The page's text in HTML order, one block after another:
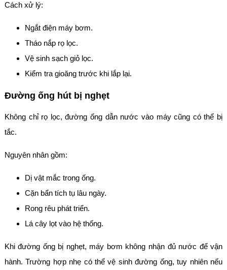
Cách xử lý:
Ngắt điện máy bơm.
Tháo nắp rọ lọc.
Vệ sinh sạch giỏ lọc.
Kiểm tra gioăng trước khi lắp lại.
Đường ống hút bị nghẹt
Không chỉ rọ lọc, đường ống dẫn nước vào máy cũng có thể bị
tắc.
Nguyên nhân gồm:
Dị vật mắc trong ống.
Cặn bẩn tích tụ lâu ngày.
Rong rêu phát triển.
Lá cây lọt vào hệ thống.
Khi đường ống bị nghẹt, máy bơm không nhận đủ nước để vận
hành. Trường hợp nhẹ có thể vệ sinh đường ống, tuy nhiên nếu